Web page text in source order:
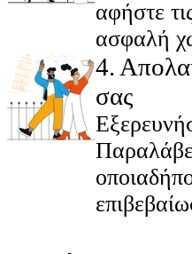
αφήστε
ασφαλή
4.
σας